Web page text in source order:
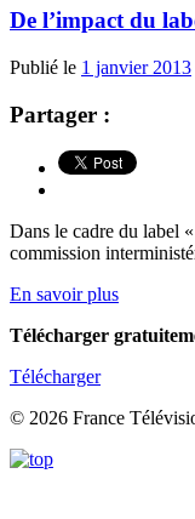
De l’impact du
Publié le 1 janvier 2013
Partager :
Dans le cadre du label
commission
En savoir plus
Télécharger
Télécharger
© 2026 France